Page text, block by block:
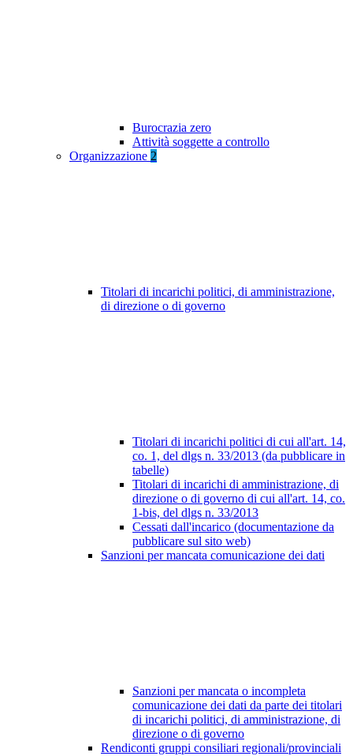
Burocrazia zero
Attività soggette a controllo
Organizzazione 2
Titolari di incarichi politici, di amministrazione,
di direzione o di governo
Titolari di incarichi politici di cui all'art. 14,
co. 1, del dlgs n. 33/2013 (da pubblicare in
tabelle)
Titolari di incarichi di amministrazione, di
direzione o di governo di cui all'art. 14, co.
1-bis, del dlgs n. 33/2013
Cessati dall'incarico (documentazione da
pubblicare sul sito web)
Sanzioni per mancata comunicazione dei dati
Sanzioni per mancata o incompleta
comunicazione dei dati da parte dei titolari
di incarichi politici, di amministrazione, di
direzione o di governo
Rendiconti gruppi consiliari regionali/provinciali